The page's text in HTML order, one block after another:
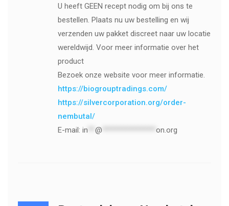
U heeft GEEN recept nodig om bij ons te
bestellen. Plaats nu uw bestelling en wij
verzenden uw pakket discreet naar uw locatie
wereldwijd. Voor meer informatie over het
product
Bezoek onze website voor meer informatie.
https://biogrouptradings.com/
https://silvercorporation.org/order-
nembutal/
E-mail: in @ on.org